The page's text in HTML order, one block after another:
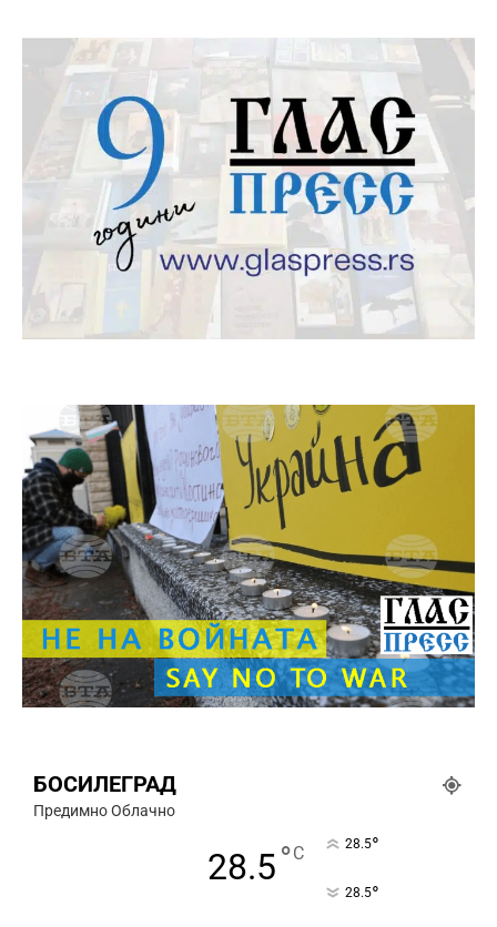
БОСИЛЕГРАД
Предимно Облачно
28.5°C 28.5°
28.5°